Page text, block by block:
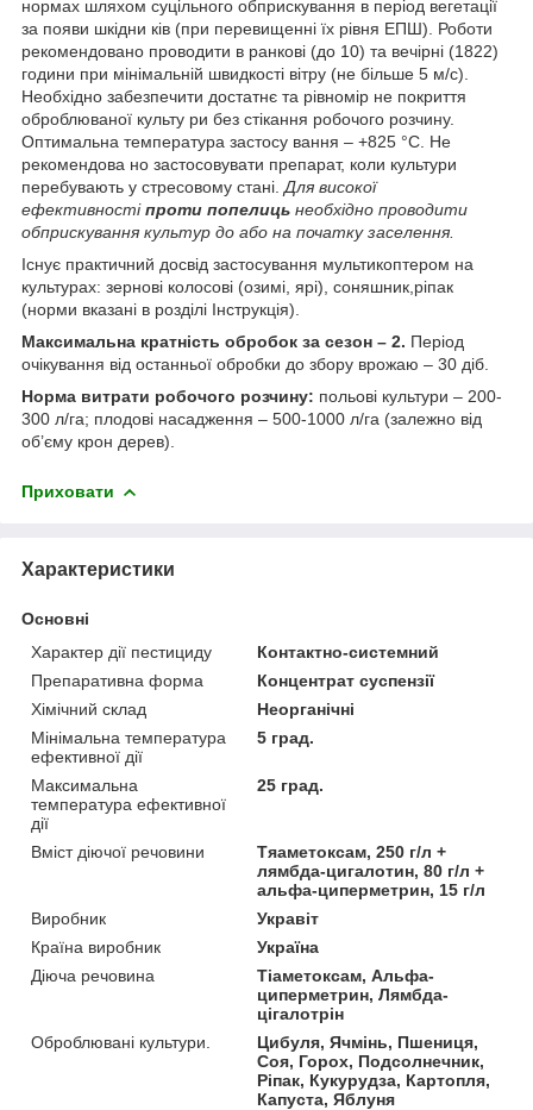
нормах шляхом суцільного обприскування в період вегетації
за появи шкідни ків (при перевищенні їх рівня ЕПШ). Роботи
рекомендовано проводити в ранкові (до 10) та вечірні (1822)
години при мінімальній швидкості вітру (не більше 5 м/с).
Необхідно забезпечити достатнє та рівномір не покриття
оброблюваної культу ри без стікання робочого розчину.
Оптимальна температура застосу вання – +825 °С. Не
рекомендова но застосовувати препарат, коли культури
перебувають у стресовому стані. Для високої
ефективностіпроти попелиць необхідно проводити
обприскування культур до або на початку заселення.
Існує практичний досвід застосування мультикоптером на
культурах: зернові колосові (озимі, ярі), соняшник,ріпак
(норми вказані в розділі Інструкція).
Максимальна кратність обробок за сезон – 2. Період
очікування від останньої обробки до збору врожаю – 30 діб.
Норма витрати робочого розчину: польові культури – 200-
300 л/га; плодові насадження – 500-1000 л/га (залежно від
об’єму крон дерев).
Приховати
Характеристики
Основні
Характер дії пестициду
Контактно-системний
Препаративна форма
Концентрат суспензії
Хімічний склад
Неорганічні
Мінімальна температура
ефективної дії
5 град.
Максимальна
температура ефективної
дії
25 град.
Вміст діючої речовини
Тяаметоксам, 250 г/л +
лямбда-цигалотин, 80 г/л +
альфа-циперметрин, 15 г/л
Виробник
Укравіт
Країна виробник
Україна
Діюча речовина
Тіаметоксам, Альфа-
циперметрин, Лямбда-
цігалотрін
Оброблювані культури.
Цибуля, Ячмінь, Пшениця,
Соя, Горох, Подсолнечник,
Ріпак, Кукурудза, Картопля,
Капуста, Яблуня